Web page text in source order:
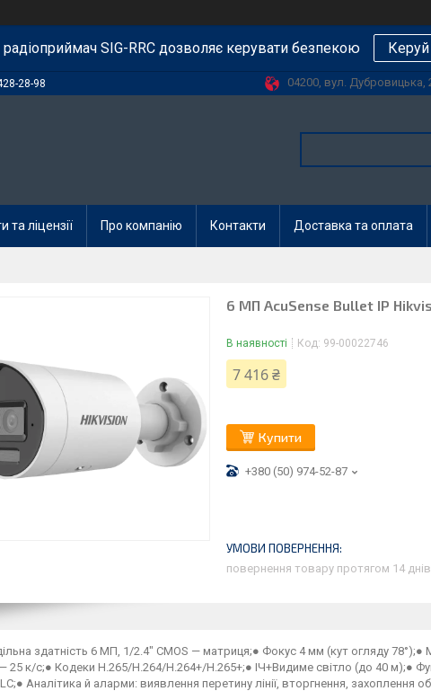
SIG-RRC дозволяє керувати безпекою Керуй
28-98 04200, вул. Дубровицька,
та ліцензії Про компанію Контакти Доставка та оплата
6 МП AcuSense Bullet IP
В наявності Код: 99-00022746
7 416 ₴
Купити
+380 (50) 974-52-87
повернення товару протягом 14 днів
здатність 6 МП, 1/2.4" CMOS — матриця;● Фокус 4 мм (кут огляду
25 к/с;● Кодеки H.265/H.264/H.264+/H.265+;● ІЧ+Видиме світло (до 40 м);●
Аналітика й аларми: виявлення перетину лінії, вторгнення, захоплення